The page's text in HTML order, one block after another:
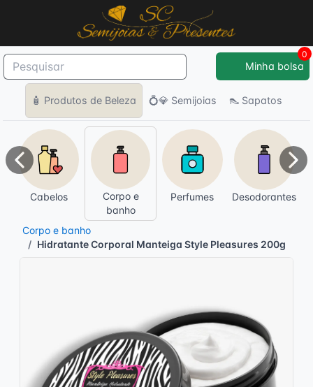
🧴 Produtos de Beleza 💍💎 Semijoias 👠 Sapatos
Minha bolsa
0
Cabelos
Corpo e
banho
Perfumes Desodorantes
Anterior
Corpo e banho
Hidratante Corporal Manteiga Style Pleasures 200g